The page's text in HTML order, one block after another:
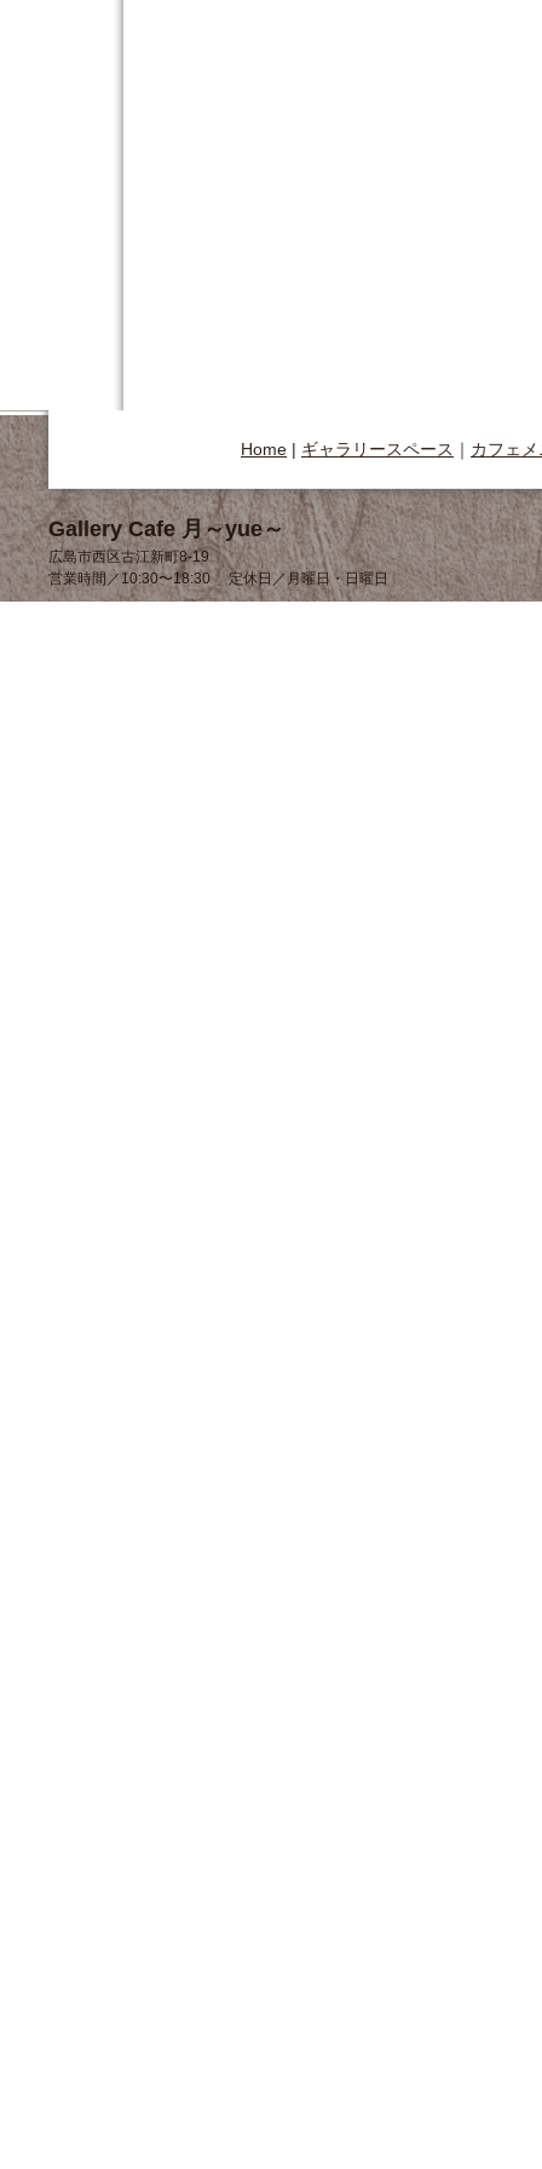
Home | ギャラリースペース ｜ カフェ
Gallery Cafe 月～yue～
広島市西区古江新町8-19
営業時間／10:30〜18:30 定休日／月曜日・日曜日